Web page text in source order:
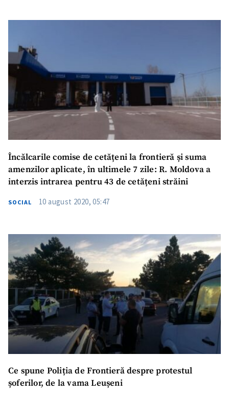
Încălcarile comise de cetățeni la frontieră și suma
amenzilor aplicate, în ultimele 7 zile: R. Moldova a
interzis intrarea pentru 43 de cetățeni străini
SOCIAL 10 august 2020, 05:47
Ce spune Poliția de Frontieră despre protestul
șoferilor, de la vama Leușeni